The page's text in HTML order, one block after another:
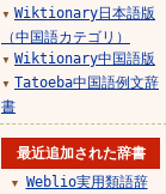
▼ Wiktionary日本語版
（中国語カテゴリ）
▼ Wiktionary中国語版
▼ Tatoeba中国語例文辞
書
最近追加された辞書
▼
Weblio実用類語辞